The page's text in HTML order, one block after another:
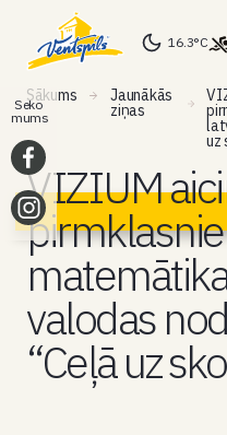
16.3°C
Sākums Jaunākās
ziņas
uz
VIZIUM
valodas
“Ceļā uz
Seko
mums